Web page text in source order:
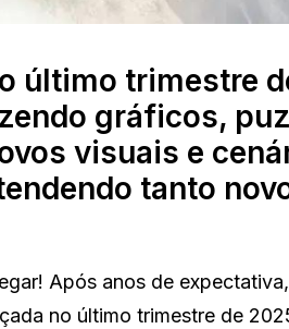
último trimestre
gráficos,
visuais e
tanto
Após anos de
no último trimestre de